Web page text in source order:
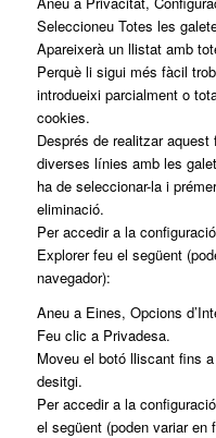
Seleccioneu Totes les
Apareixerà un llistat amb
Perquè li sigui més fàcil
introdueixi parcialment o
cookies.
Després de realitzar
diverses línies amb les
ha de seleccionar-la i
eliminació.
Per accedir a la
Explorer feu el següent
navegador):
Aneu a Eines, Opcions
Feu clic a Privadesa.
Moveu el botó lliscant fins
desitgi.
Per accedir a la
el següent (poden variar en